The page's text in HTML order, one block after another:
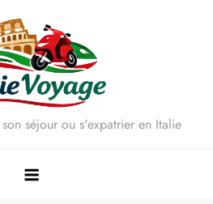
séjour ou s'expatrier en Italie